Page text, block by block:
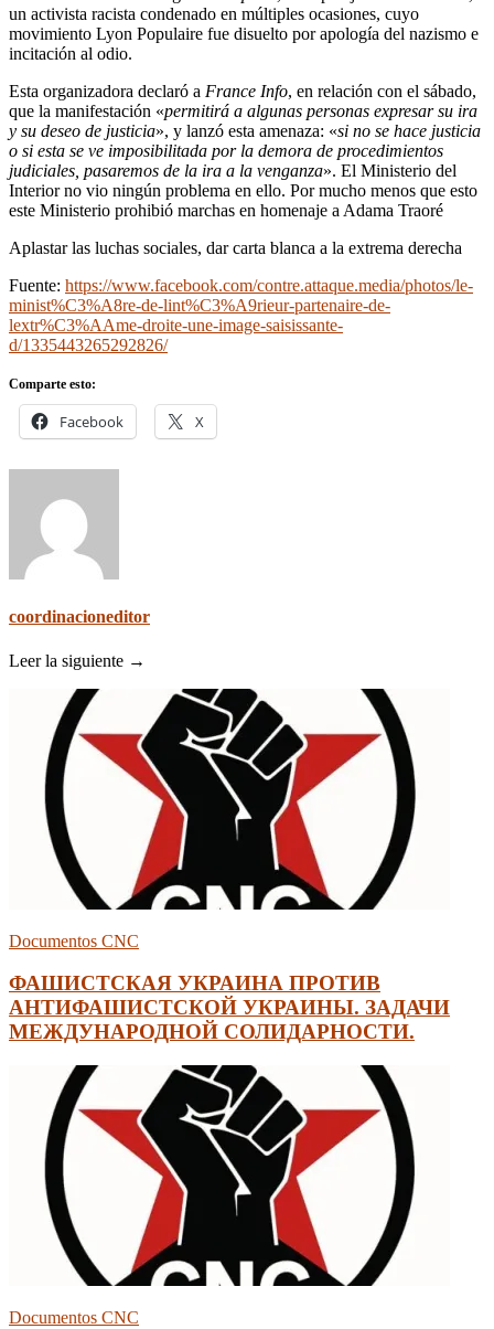
un activista racista condenado en múltiples ocasiones, cuyo
movimiento Lyon Populaire fue disuelto por apología del nazismo e
incitación al odio.
Esta organizadora declaró a France Info, en relación con el sábado,
que la manifestación «permitirá a algunas personas expresar su ira
y su deseo de justicia», y lanzó esta amenaza: «si no se hace justicia
o si esta se ve imposibilitada por la demora de procedimientos
judiciales, pasaremos de la ira a la venganza». El Ministerio del
Interior no vio ningún problema en ello. Por mucho menos que esto
este Ministerio prohibió marchas en homenaje a Adama Traoré
Aplastar las luchas sociales, dar carta blanca a la extrema derecha
Fuente: https://www.facebook.com/contre.attaque.media/photos/le-
minist%C3%A8re-de-lint%C3%A9rieur-partenaire-de-
lextr%C3%AAme-droite-une-image-saisissante-
d/1335443265292826/
Comparte esto:
Facebook X
coordinacioneditor
Leer la siguiente →
Documentos CNC
ФАШИСТСКАЯ УКРАИНА ПРОТИВ
АНТИФАШИСТСКОЙ УКРАИНЫ. ЗАДАЧИ
МЕЖДУНАРОДНОЙ СОЛИДАРНОСТИ.
Documentos CNC